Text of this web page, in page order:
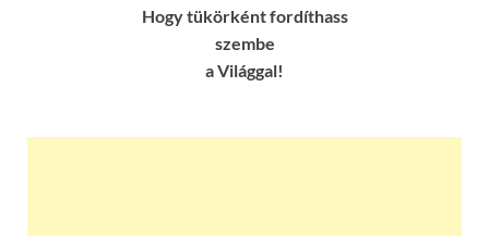
Hogy tükörként fordíthass
szembe
a Világgal!